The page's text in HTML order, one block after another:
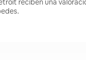
reciben una